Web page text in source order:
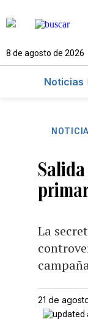
8 de agosto de 2026
Noticias
NOTICIA
La
21 de